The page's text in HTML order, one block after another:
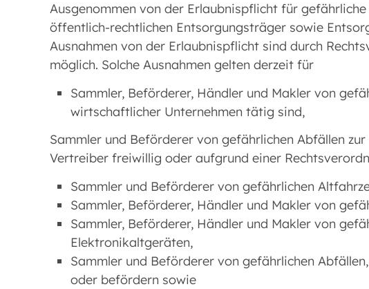
Ausgenommen von der Erlaubnispflicht für
öffentlich-rechtlichen Entsorgungsträger sowie
Ausnahmen von der Erlaubnispflicht sind durch
möglich. Solche Ausnahmen gelten derzeit für
Sammler, Beförderer, Händler und Makler von
wirtschaftlicher Unternehmen tätig sind,
Sammler und Beförderer von gefährlichen Abfällen
Vertreiber freiwillig oder aufgrund einer
Sammler und Beförderer von gefährlichen
Sammler, Beförderer, Händler und Makler von
Sammler, Beförderer, Händler und Makler von
Elektronikaltgeräten,
Sammler und Beförderer von gefährlichen
oder befördern sowie